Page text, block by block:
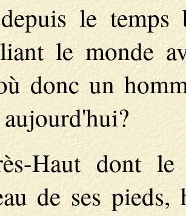
le
le monde
donc un
Haut dont
de ses